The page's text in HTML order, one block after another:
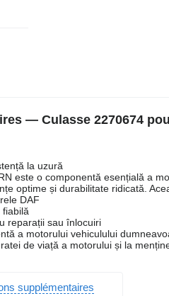
— Culasse 2270674
la uzură
este o componentă esențială a
optime și durabilitate ridicată.
DAF
reparații sau înlocuiri
a motorului vehiculului
de viață a motorului și la
supplémentaires